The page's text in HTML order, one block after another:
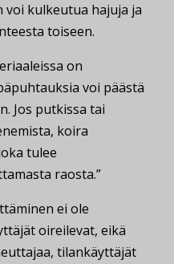
voi kulkeutua hajuja ja
toiseen.
on
voi päästä
Jos putkissa tai
koira
tulee
raosta.”
ei ole
oireilevat, eikä
tilankäyttäjät